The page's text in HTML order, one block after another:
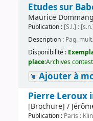
Etudes sur
Maurice
Publication : [S.l.] :
Description : Pag.
Disponibilité :
place:Archives
Ajouter à
Pierre Leroux
[Brochure] /
Publication : Paris :